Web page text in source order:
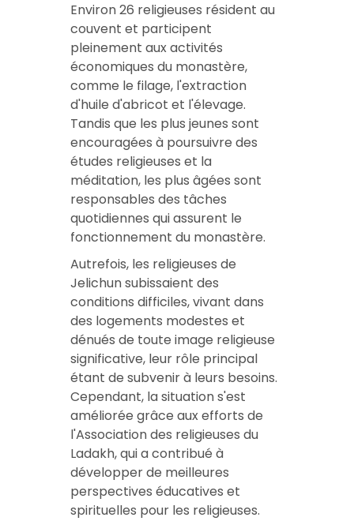
Environ 26 religieuses résident au
couvent et participent
pleinement aux activités
économiques du monastère,
comme le filage, l'extraction
d'huile d'abricot et l'élevage.
Tandis que les plus jeunes sont
encouragées à poursuivre des
études religieuses et la
méditation, les plus âgées sont
responsables des tâches
quotidiennes qui assurent le
fonctionnement du monastère.
Autrefois, les religieuses de
Jelichun subissaient des
conditions difficiles, vivant dans
des logements modestes et
dénués de toute image religieuse
significative, leur rôle principal
étant de subvenir à leurs besoins.
Cependant, la situation s'est
améliorée grâce aux efforts de
l'Association des religieuses du
Ladakh, qui a contribué à
développer de meilleures
perspectives éducatives et
spirituelles pour les religieuses.